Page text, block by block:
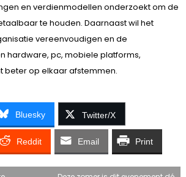
en verdienmodellen onderzoekt om de
te houden. Daarnaast wil het
vereenvoudigen en de
hardware, pc, mobiele platforms,
beter op elkaar afstemmen.
Bluesky Twitter/X
Reddit Email Print